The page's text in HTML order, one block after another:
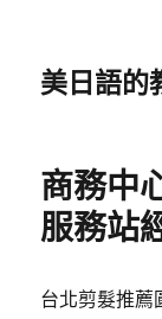
美日語的
商務中
服務站
台北剪髮推薦